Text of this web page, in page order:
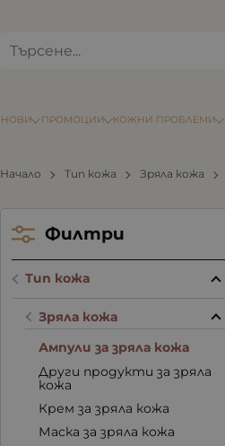
НОВИ ПРОМОЦИИ КОЖНИ ПРОБЛЕМИ
Начало Тип кожа Зряла кожа
Филтри
Тип кожа
Зряла кожа
Ампули за зряла кожа
Други продукти за зряла
кожа
Крем за зряла кожа
Маска за зряла кожа